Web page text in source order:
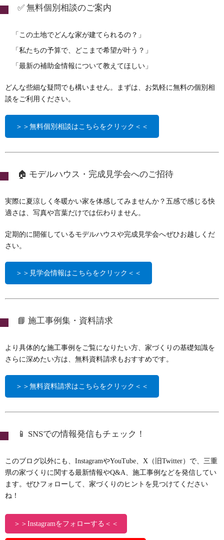
✅ 無料個別相談のご案内
「この土地でどんな家が建てられるの？」
「私たちの予算で、どこまで希望が叶う？」
「最新の補助金情報について教えてほしい」
どんな些細な疑問でも構いません。まずは、お気軽に無料の個別相
談をご利用ください。
＞＞無料個別相談はこちらをクリック＜＜
🏠 モデルハウス・完成見学会へのご招待
実際に夏涼しく冬暖かい家を体感してみませんか？五感で感じる快
適さは、写真や言葉だけでは伝わりません。
定期的に開催しているモデルハウスや完成見学会へぜひお越しくだ
さい。
＞＞見学会情報はこちらをクリック＜＜
📘 施工事例集・資料請求
より具体的な施工事例をご覧になりたい方、家づくりの基礎知識を
さらに深めたい方は、無料資料請求もおすすめです。
＞＞無料資料請求はこちらをクリック＜＜
📱 SNSでの情報発信もチェック！
このブログ以外にも、InstagramやYouTube、X（旧Twitter）で、三重
県の家づくりに関する最新情報やQ&A、施工事例などを発信してい
ます。ぜひフォローして、家づくりのヒントを見つけてください
ね！
＞＞Instagramをフォローする＜＜